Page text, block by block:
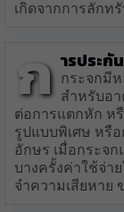
เกิดจากการลักท
ก ารประกั
กระจกมีห
สำหรับอ
ต่อการแตกหัก ห
รูปแบบพิเศษ หรื
อักษร เมื่อกระจ
บางครั้งค่าใช้จ่า
จำความเสียหาย